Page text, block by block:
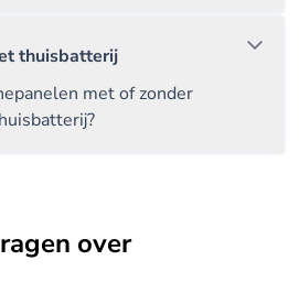
thuisbatterij
met of zonder
over